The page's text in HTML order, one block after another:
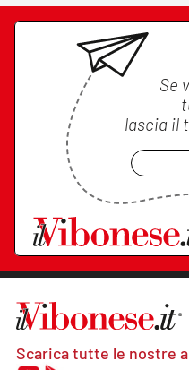
Se
lascia il
Scarica tutte le nostre